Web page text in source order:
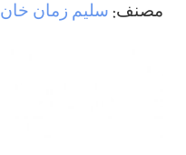
مصنف: سليم زمان خان